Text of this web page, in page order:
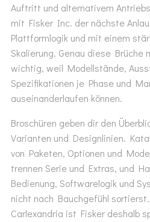
Auftritt und alternativem
mit Fisker Inc. der nächste
Plattformlogik und mit einem
Skalierung. Genau diese Brüche
wichtig, weil Modellstände,
Spezifikationen je Phase und
auseinanderlaufen können.
Broschüren geben dir den
Varianten und Designlinien.
von Paketen, Optionen und
trennen Serie und Extras, und
Bedienung, Softwarelogik und
nicht nach Bauchgefühl
Carlexandria ist Fisker deshalb